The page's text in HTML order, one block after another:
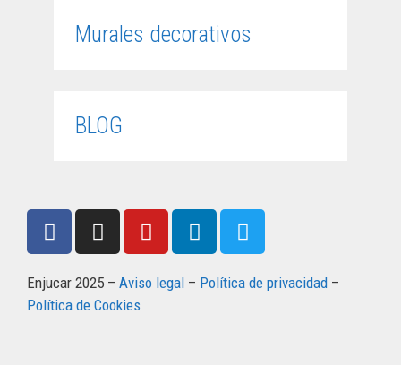
Murales decorativos
BLOG
Enjucar 2025 – Aviso legal – Política de privacidad –
Política de Cookies